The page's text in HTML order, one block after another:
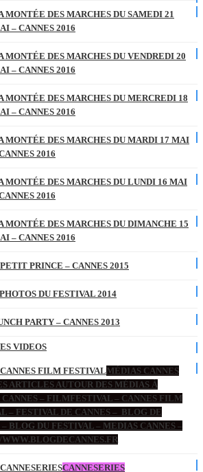
MONTÉE DES MARCHES DU SAMEDI 21
– CANNES 2016
MONTÉE DES MARCHES DU VENDREDI 20
– CANNES 2016
MONTÉE DES MARCHES DU MERCREDI 18
– CANNES 2016
MONTÉE DES MARCHES DU MARDI 17 MAI
2016
MONTÉE DES MARCHES DU LUNDI 16 MAI
2016
MONTÉE DES MARCHES DU DIMANCHE 15
– CANNES 2016
PRINCE – CANNES 2015
DU FESTIVAL 2014
PARTY – CANNES 2013
VIDEOS
FILM FESTIVALMÉDIAS CANNES
ARTICLES AUTOUR DES MÉDIAS À
CANNES – FILMFESTIVAL – CANNES FILM
– FESTIVAL DE CANNES – BLOG DE
– BLOG DU FESTIVAL – MEDIAS CANNES –
CANNESERIES